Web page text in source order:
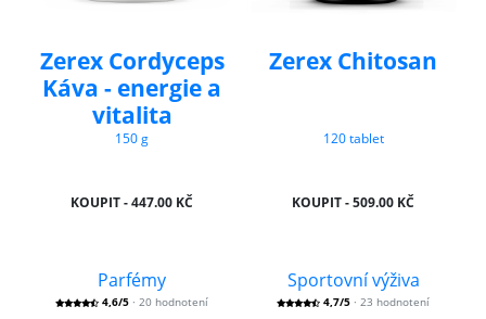
Zerex Cordyceps
Káva - energie a
vitalita
150 g
KOUPIT - 447.00 KČ
Zerex Chitosan
120 tablet
KOUPIT - 509.00 KČ
Parfémy
4,6/5 · 20 hodnotení
Sportovní výživa
4,7/5 · 23 hodnotení